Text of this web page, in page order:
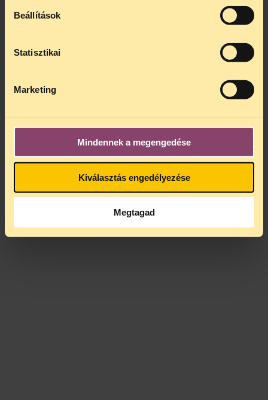
Beállítások
Statisztikai
Marketing
Mindennek a megengedése
Kiválasztás engedélyezése
Megtagad